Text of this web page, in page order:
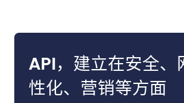
API，建立在安全、
性化、营销等方面